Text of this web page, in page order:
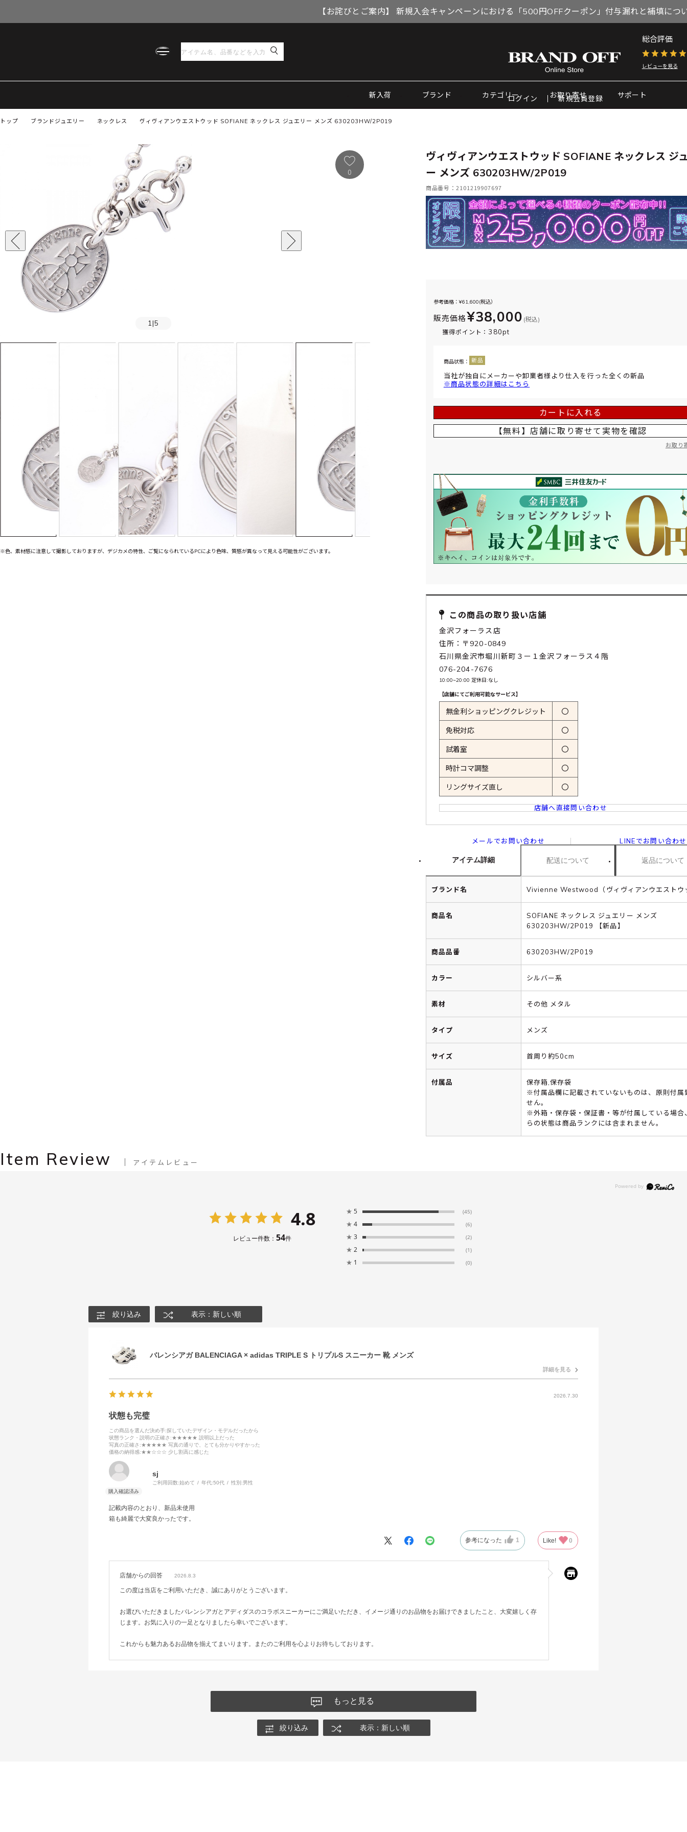
【お詫びとご案内】 新規入会キャンペーンにおける「500円OFFクーポン」付与漏れと補填につ
総合評価
レビューを見る
新入荷 ブランド カテゴリー お取り寄せ サポート
ログイン 新規会員登録
トップ ヴィヴィアンウエストウッド SOFIANE ネックレス ジュエリー メンズ 630203HW/2P019
ブランドジュエリー ネックレス
1 |5
0
※色、素材感に注意して撮影しておりますが、デジカメの特性、ご覧になられているPCにより色味、質感が異なって見える可能性がございます。
ヴィヴィアンウエストウッド SOFIANE ネックレス ジ
ー メンズ 630203HW/2P019
商品番号：2101219907697
参考価格：¥61,600(税込）
販売価格¥38,000 (税込)
獲得ポイント： 380pt
商品状態：
当社が独自にメーカーや卸業者様より仕入を行った全くの新品
※商品状態の詳細はこちら
カートに入れる
【無料】店舗に取り寄せて 実物を確認
お取り
この商品の取り扱い店舗
金沢フォーラス店
住所：〒920-0849
石川県金沢市堀川新町３ー１金沢フォーラス４階
076-204-7676
10:00~20:00 定休日:なし
【店舗にてご利用可能なサービス】
無金利ショッピングクレジット 〇
免税対応 〇
試着室 〇
時計コマ調整 〇
リングサイズ直し 〇
店舗へ直接問い合わせ
メールでお問い合わせ LINEでお問い合わせ
アイテム詳細 配送について 返品について
ブランド名 Vivienne Westwood（ヴィヴィアンウエストウ
商品名
SOFIANE ネックレス ジュエリー メンズ
630203HW/2P019 【新品】
商品品番 630203HW/2P019
カラー シルバー系
素材 その他 メタル
タイプ メンズ
サイズ 首周り約50cm
付属品
保存箱,保存袋
※付属品欄に記載されていないものは、原則付属
せん。
※外箱・保存袋・保証書・等が付属している場合
らの状態は商品ランクには含まれません。
Item Review アイテムレビュー
4.8
レビュー件数： 54件
★ 5 (45)
★ 4 (6)
★ 3 (2)
★ 2 (1)
★ 1 (0)
絞り込み 表示：新しい順
バレンシアガ BALENCIAGA × adidas TRIPLE S トリプルS スニーカー 靴 メンズ
詳細を見る
2026.7.30
状態も完璧
この商品を選んだ決め手:探していたデザイン・モデルだったから
状態ランク・説明の正確さ :★★★★★ 説明以上だった
写真の正確さ :★★★★★ 写真の通りで、とても分かりやすかった
価格の納得感:★★☆☆☆ 少し割高に感じた
sj
ご利用回数:始めて 年代:50代 性別:男性
記載内容のとおり、新品未使用
箱も綺麗で大変良かったです。
参考になった 1 Like! 0
店舗からの回答 2026.8.3
この度は当店をご利用いただき、誠にありがとうございます。
お選びいただきましたバレンシアガとアディダスのコラボスニーカーにご満足いただき、イメージ通りのお品物をお届けできましたこと、大変嬉しく存
じます。お気に入りの一足となりましたら幸いでございます。
これからも魅力あるお品物を揃えてまいります。またのご利用を心よりお待ちしております。
もっと見る
絞り込み 表示：新しい順